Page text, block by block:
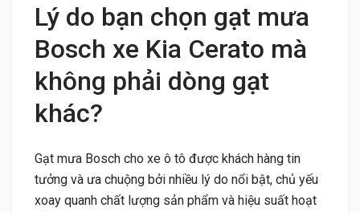
Lý do bạn chọn gạt mưa
Bosch xe Kia Cerato mà
không phải dòng gạt
khác?
Gạt mưa Bosch cho xe ô tô được khách hàng tin
tưởng và ưa chuộng bởi nhiều lý do nổi bật, chủ yếu
xoay quanh chất lượng sản phẩm và hiệu suất hoạt